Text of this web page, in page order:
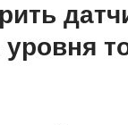
уровня